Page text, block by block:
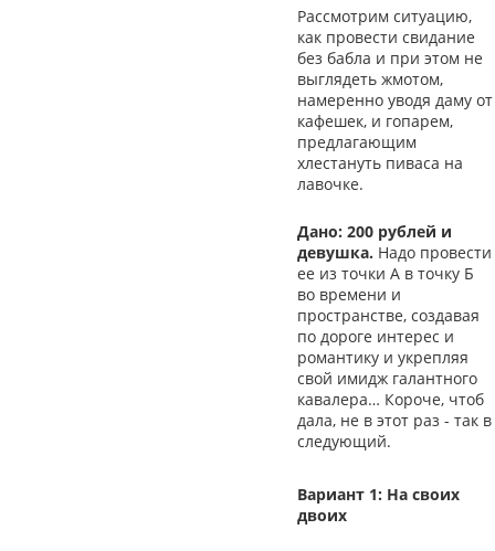
Рассмотрим ситуацию,
как провести свидание
без бабла и при этом не
выглядеть жмотом,
намеренно уводя даму от
кафешек, и гопарем,
предлагающим
хлестануть пиваса на
лавочке.
Дано: 200 рублей и
девушка. Надо провести
ее из точки А в точку Б
во времени и
пространстве, создавая
по дороге интерес и
романтику и укрепляя
свой имидж галантного
кавалера… Короче, чтоб
дала, не в этот раз - так в
следующий.
Вариант 1: На своих
двоих